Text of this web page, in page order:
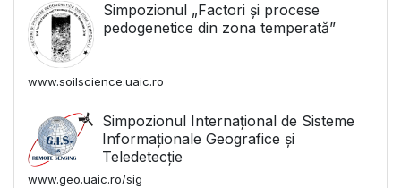
Simpozionul „Factori și procese
pedogenetice din zona temperată”
www.soilscience.uaic.ro
Simpozionul Internațional de Sisteme
Informaționale Geografice și
Teledetecție
www.geo.uaic.ro/sig